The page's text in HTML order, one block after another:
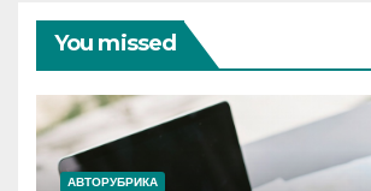
You missed
АВТОРУБРИКА